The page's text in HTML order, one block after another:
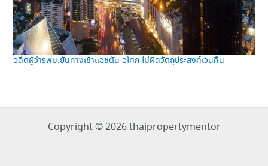
อดีตผู้ว่ารฟม.ยันทางเข้าแอชตัน อโศก ไม่ผิดวัตถุประสงค์เวนคืน
Copyright © 2026 thaipropertymentor